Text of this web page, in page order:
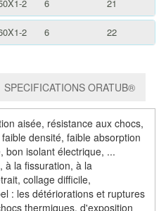
2 6 21
2 6 22
SPECIFICATIONS ORATUB®
aisée, résistance aux chocs,
densité, faible absorption
bon isolant électrique, ...
à la fissuration, à la
collage difficile,
: les détériorations et ruptures
thermiques, d'exposition